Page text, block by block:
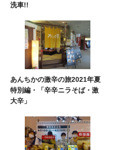
洗車!!
あんちかの激辛の旅2021年夏
特別編・「辛辛ニラそば・激
大辛」